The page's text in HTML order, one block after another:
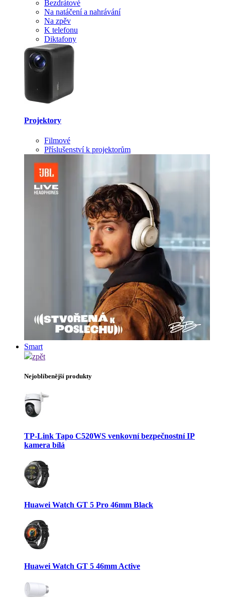
Bezdrátové
Na natáčení a nahrávání
Na zpěv
K telefonu
Diktafony
Projektory
Filmové
Příslušenství k projektorům
Smart
zpět
Nejoblíbenější produkty
TP-Link Tapo C520WS venkovní bezpečnostní IP
kamera bílá
Huawei Watch GT 5 Pro 46mm Black
Huawei Watch GT 5 46mm Active